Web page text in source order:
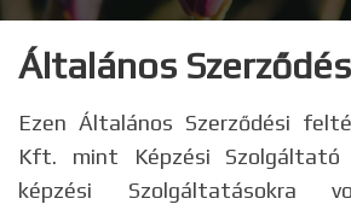
Általános
Ezen Általános Szerződési
Kft. mint Képzési
képzési Szolgáltatásokra